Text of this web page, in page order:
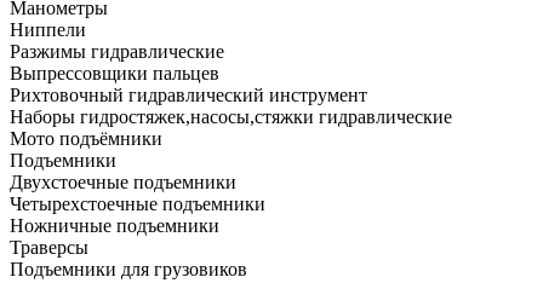
Манометры
Ниппели
Разжимы гидравлические
Выпрессовщики пальцев
Рихтовочный гидравлический инструмент
Наборы гидростяжек,насосы,стяжки гидравлические
Мото подъёмники
Подъемники
Двухстоечные подъемники
Четырехстоечные подъемники
Ножничные подъемники
Траверсы
Подъемники для грузовиков